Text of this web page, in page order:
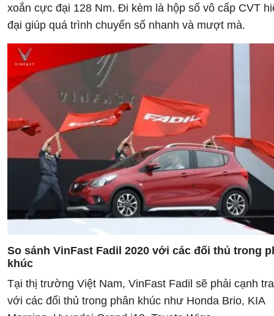
xoắn cực đại 128 Nm. Đi kèm là hộp số vô cấp CVT
đại giúp quá trình chuyển số nhanh và mượt mà.
So sánh VinFast Fadil 2020 với các đối thủ trong
khúc
Tại thị trường Việt Nam, VinFast Fadil sẽ phải cạnh
với các đối thủ trong phân khúc như Honda Brio, KIA